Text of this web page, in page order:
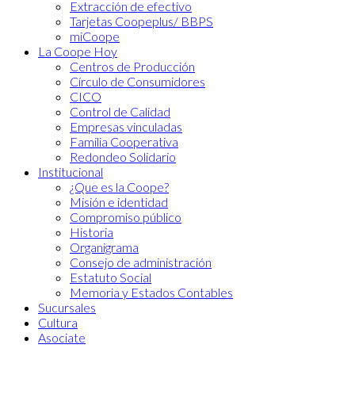
Extracción de efectivo
Tarjetas Coopeplus/ BBPS
miCoope
La Coope Hoy
Centros de Producción
Círculo de Consumidores
CICO
Control de Calidad
Empresas vinculadas
Familia Cooperativa
Redondeo Solidario
Institucional
¿Que es la Coope?
Misión e identidad
Compromiso público
Historia
Organigrama
Consejo de administración
Estatuto Social
Memoria y Estados Contables
Sucursales
Cultura
Asociate